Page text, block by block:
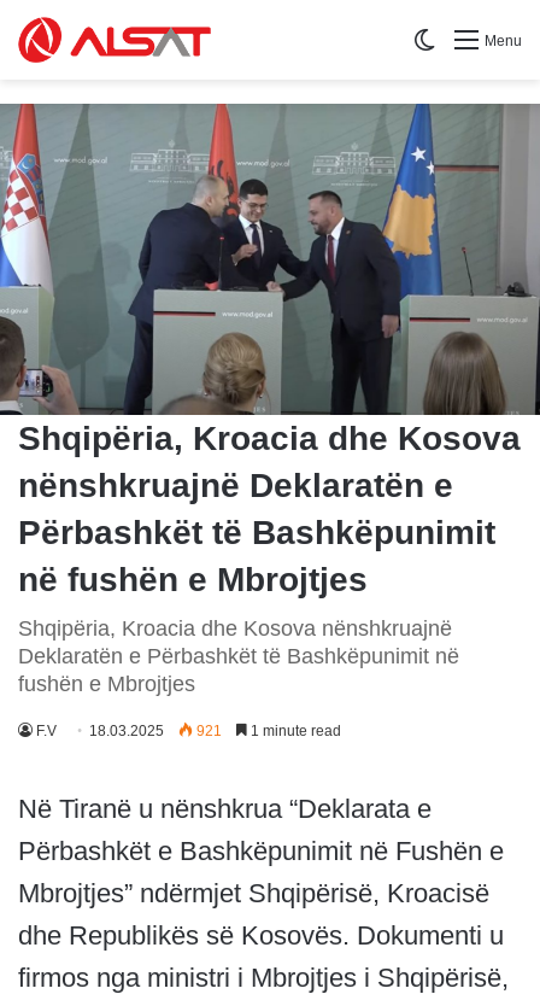
Menu
Switch skin
Shqipëria, Kroacia dhe Kosova
nënshkruajnë Deklaratën e
Përbashkët të Bashkëpunimit
në fushën e Mbrojtjes
Shqipëria, Kroacia dhe Kosova nënshkruajnë
Deklaratën e Përbashkët të Bashkëpunimit në
fushën e Mbrojtjes
F.V 18.03.2025 921 1 minute read
Në Tiranë u nënshkrua “Deklarata e
Përbashkët e Bashkëpunimit në Fushën e
Mbrojtjes” ndërmjet Shqipërisë, Kroacisë
dhe Republikës së Kosovës. Dokumenti u
firmos nga ministri i Mbrojtjes i Shqipërisë,